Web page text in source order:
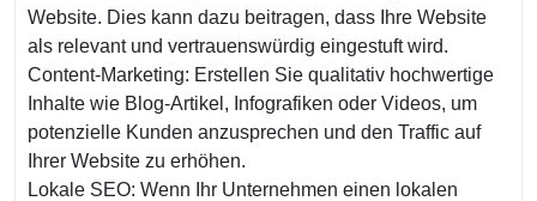
Website. Dies kann dazu beitragen, dass Ihre Website
als relevant und vertrauenswürdig eingestuft wird.
Content-Marketing: Erstellen Sie qualitativ hochwertige
Inhalte wie Blog-Artikel, Infografiken oder Videos, um
potenzielle Kunden anzusprechen und den Traffic auf
Ihrer Website zu erhöhen.
Lokale SEO: Wenn Ihr Unternehmen einen lokalen